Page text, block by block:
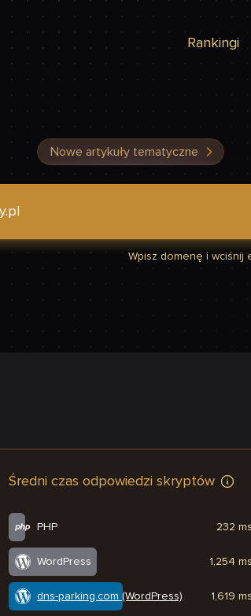
Rankingi
Nowe artykuły tematyczne
Twoja strona jest szybka
Wpisz domenę i wciśnij
Średni czas odpowiedzi skryptów
PHP
WordPress
dns-parking.com (WordPress)
232 ms
1,254 ms
1,619 ms